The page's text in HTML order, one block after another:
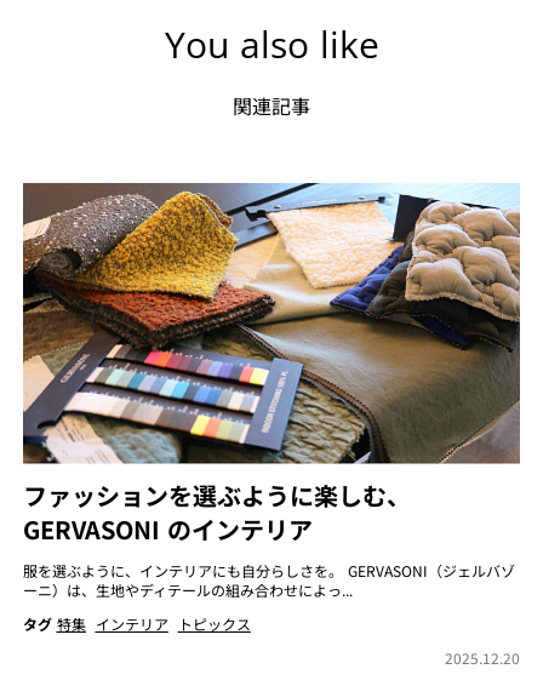
You also like
関連記事
ファッションを選ぶように楽しむ、
GERVASONI のインテリア
服を選ぶように、インテリアにも自分らしさを。 GERVASONI（ジェルバゾ
ーニ）は、生地やディテールの組み合わせによっ...
タグ 特集 インテリア
トピックス
2025.12.20